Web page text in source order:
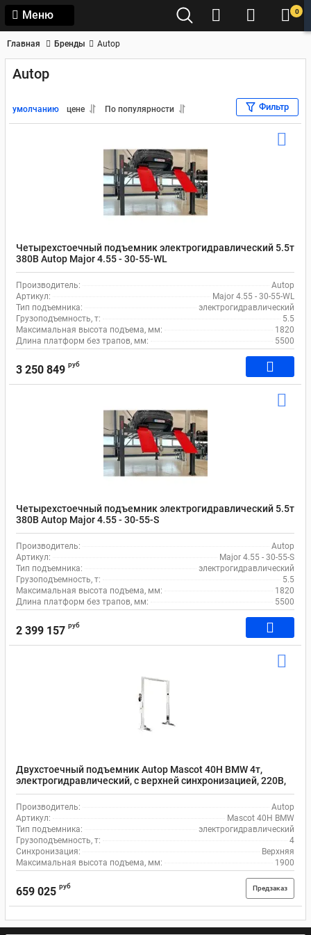
Меню 0
Главная Бренды Autop
Autop
умолчанию цене По популярности Фильтр
Четырехстоечный подъемник электрогидравлический 5.5т
380В Autop Major 4.55 - 30-55-WL
Производитель:
Autop
Артикул:
Major 4.55 - 30-55-WL
Тип подъемника:
электрогидравлический
Грузоподъемность, т:
5.5
Максимальная высота подъема, мм:
1820
Длина платформ без трапов, мм:
5500
3 250 849 руб
Четырехстоечный подъемник электрогидравлический 5.5т
380В Autop Major 4.55 - 30-55-S
Производитель:
Autop
Артикул:
Major 4.55 - 30-55-S
Тип подъемника:
электрогидравлический
Грузоподъемность, т:
5.5
Максимальная высота подъема, мм:
1820
Длина платформ без трапов, мм:
5500
2 399 157 руб
Двухстоечный подъемник Autop Mascot 40H BMW 4т,
электрогидравлический, с верхней синхронизацией, 220В,
асимметричный
Производитель:
Autop
Артикул:
Mascot 40H BMW
Тип подъемника:
электрогидравлический
Грузоподъемность, т:
4
Синхронизация:
Верхняя
Максимальная высота подъема, мм:
1900
659 025 руб Предзаказ